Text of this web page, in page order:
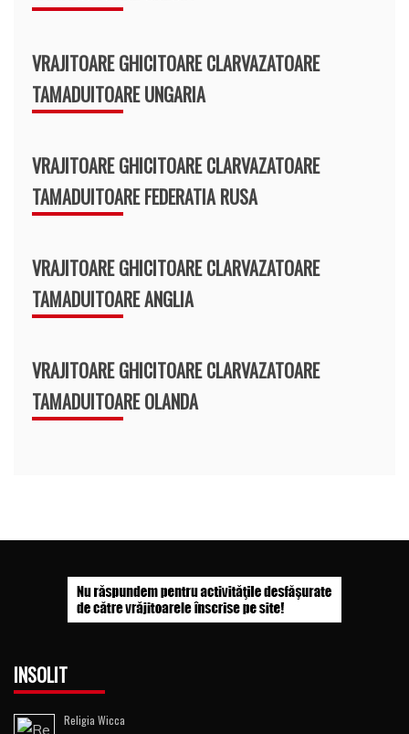
VRAJITOARE GHICITOARE CLARVAZATOARE
TAMADUITOARE UNGARIA
VRAJITOARE GHICITOARE CLARVAZATOARE
TAMADUITOARE FEDERATIA RUSA
VRAJITOARE GHICITOARE CLARVAZATOARE
TAMADUITOARE ANGLIA
VRAJITOARE GHICITOARE CLARVAZATOARE
TAMADUITOARE OLANDA
INSOLIT
Religia Wicca